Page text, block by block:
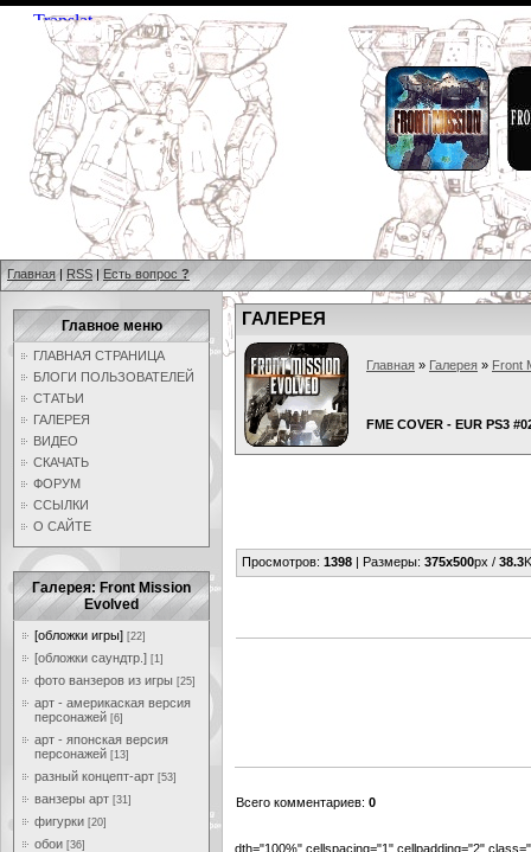
Главная | RSS | Есть вопрос ?
Главное меню
ГЛАВНАЯ СТРАНИЦА
БЛОГИ ПОЛЬЗОВАТЕЛЕЙ
СТАТЬИ
ГАЛЕРЕЯ
ВИДЕО
СКАЧАТЬ
ФОРУМ
ССЫЛКИ
О САЙТЕ
Галерея: Front Mission
Evolved
[обложки игры] [22]
[обложки саундтр.] [1]
фото ванзеров из игры [25]
арт - америкаская версия
персонажей [6]
арт - японская версия
персонажей [13]
разный концепт-арт [53]
ванзеры арт [31]
фигурки [20]
обои [36]
ГАЛЕРЕЯ
Главная » Галерея » Front
FME COVER - EUR PS3
Просмотров: 1398 | Размеры: 375x500px / 38.3
Всего комментариев: 0
dth="100%" cellspacing="1" cellpadding="2"